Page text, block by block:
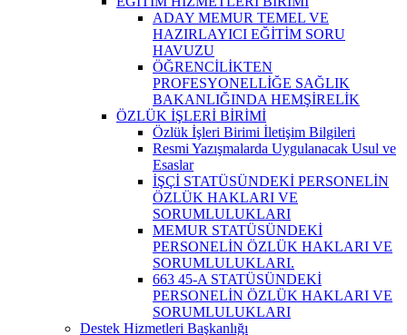
ADAY MEMUR TEMEL VE
HAZIRLAYICI EĞİTİM SORU
HAVUZU
ÖĞRENCİLİKTEN
PROFESYONELLİĞE SAĞLIK
BAKANLIĞINDA HEMŞİRELİK
ÖZLÜK İŞLERİ BİRİMİ
Özlük İşleri Birimi İletişim Bilgileri
Resmi Yazışmalarda Uygulanacak Usul ve
Esaslar
İŞÇİ STATÜSÜNDEKİ PERSONELİN
ÖZLÜK HAKLARI VE
SORUMLULUKLARI
MEMUR STATÜSÜNDEKİ
PERSONELİN ÖZLÜK HAKLARI VE
SORUMLULUKLARI.
663 45-A STATÜSÜNDEKİ
PERSONELİN ÖZLÜK HAKLARI VE
SORUMLULUKLARI
Destek Hizmetleri Başkanlığı